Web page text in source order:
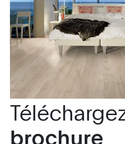
brochure